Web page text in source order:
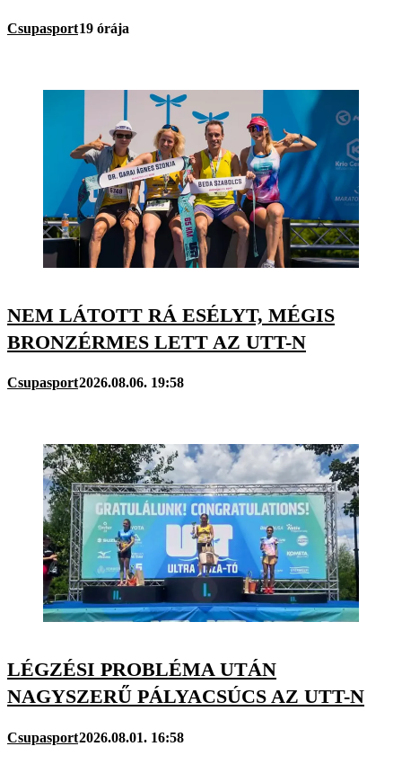
Csupasport19 órája
NEM LÁTOTT RÁ ESÉLYT, MÉGIS
BRONZÉRMES LETT AZ UTT-N
Csupasport2026.08.06. 19:58
LÉGZÉSI PROBLÉMA UTÁN
NAGYSZERŰ PÁLYACSÚCS AZ UTT-N
Csupasport2026.08.01. 16:58